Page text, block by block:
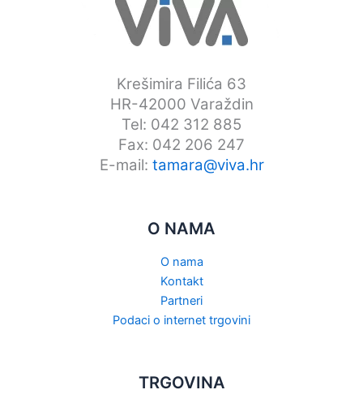
Krešimira Filića 63
HR-42000 Varaždin
Tel: 042 312 885
Fax: 042 206 247
E-mail: tamara@viva.hr
O NAMA
O nama
Kontakt
Partneri
Podaci o internet trgovini
TRGOVINA